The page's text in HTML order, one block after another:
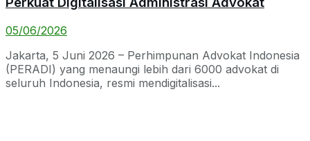
05/06/2026
Jakarta, 5 Juni 2026 – Perhimpunan Advokat Indonesia
(PERADI) yang menaungi lebih dari 6000 advokat di
seluruh Indonesia, resmi mendigitalisasi...